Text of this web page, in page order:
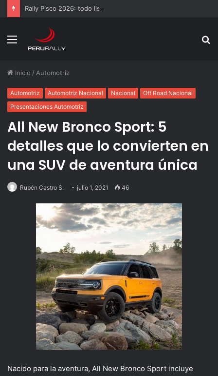
Rally Pisco 2026: todo listo para la gran final del RallyACP
Menú
Inicio / Automotriz
Automotriz Automotriz Nacional Nacional
Off Road Nacional
Presentaciones Automotriz
All New Bronco Sport: 5
detalles que lo convierten en
una SUV de aventura única
Rubén Castro S. julio 1, 2021 46
Nacido para la aventura, All New Bronco Sport incluye